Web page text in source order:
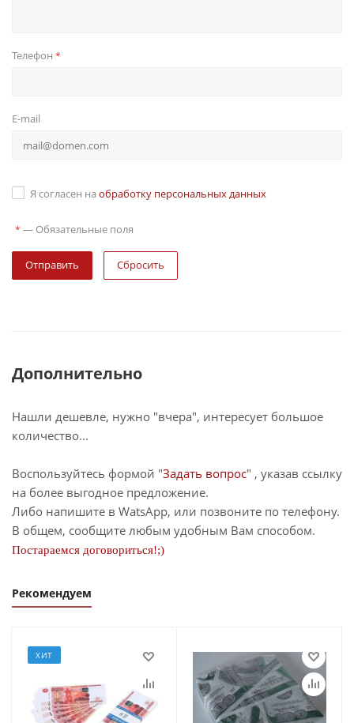
Телефон *
E-mail
Я согласен на обработку персональных данных
* — Обязательные поля
Сбросить
Дополнительно
Нашли дешевле, нужно "вчера", интересует большое
количество...
Воспользуйтесь формой "Задать вопрос" , указав ссылку
на более выгодное предложение.
Либо напишите в WatsApp, или позвоните по телефону.
В общем, сообщите любым удобным Вам способом.
Постараемся договориться!;)
Рекомендуем
ХИТ